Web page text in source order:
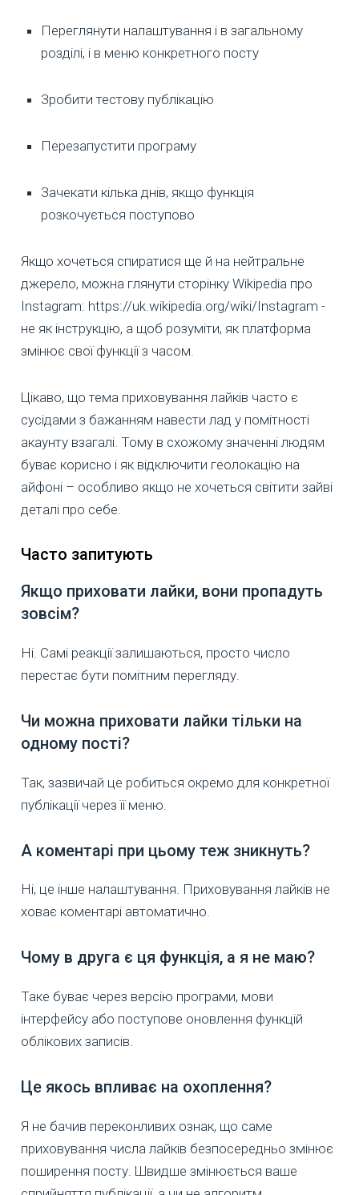
Переглянути налаштування і в загальному
розділі, і в меню конкретного посту
Зробити тестову публікацію
Перезапустити програму
Зачекати кілька днів, якщо функція
розкочується поступово
Якщо хочеться спиратися ще й на нейтральне
джерело, можна глянути сторінку Wikipedia про
Instagram: https://uk.wikipedia.org/wiki/Instagram -
не як інструкцію, а щоб розуміти, як платформа
змінює свої функції з часом.
Цікаво, що тема приховування лайків часто є
сусідами з бажанням навести лад у помітності
акаунту взагалі. Тому в схожому значенні людям
буває корисно і як відключити геолокацію на
айфоні – особливо якщо не хочеться світити зайві
деталі про себе.
Часто запитують
Якщо приховати лайки, вони пропадуть
зовсім?
Ні. Самі реакції залишаються, просто число
перестає бути помітним перегляду.
Чи можна приховати лайки тільки на
одному пості?
Так, зазвичай це робиться окремо для конкретної
публікації через її меню.
А коментарі при цьому теж зникнуть?
Ні, це інше налаштування. Приховування лайків не
ховає коментарі автоматично.
Чому в друга є ця функція, а я не маю?
Таке буває через версію програми, мови
інтерфейсу або поступове оновлення функцій
облікових записів.
Це якось впливає на охоплення?
Я не бачив переконливих ознак, що саме
приховування числа лайків безпосередньо змінює
поширення посту. Швидше змінюється ваше